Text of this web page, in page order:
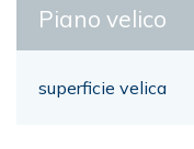
Piano velico
superficie velica